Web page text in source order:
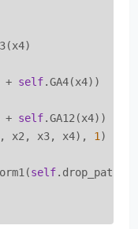
+ self.GA4(x4))
+ self.GA12(x4))
x2, x3, x4),
1)
self.drop_path(